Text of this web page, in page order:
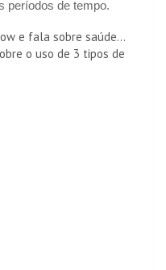
períodos de tempo.
e fala sobre saúde...
o uso de 3 tipos de